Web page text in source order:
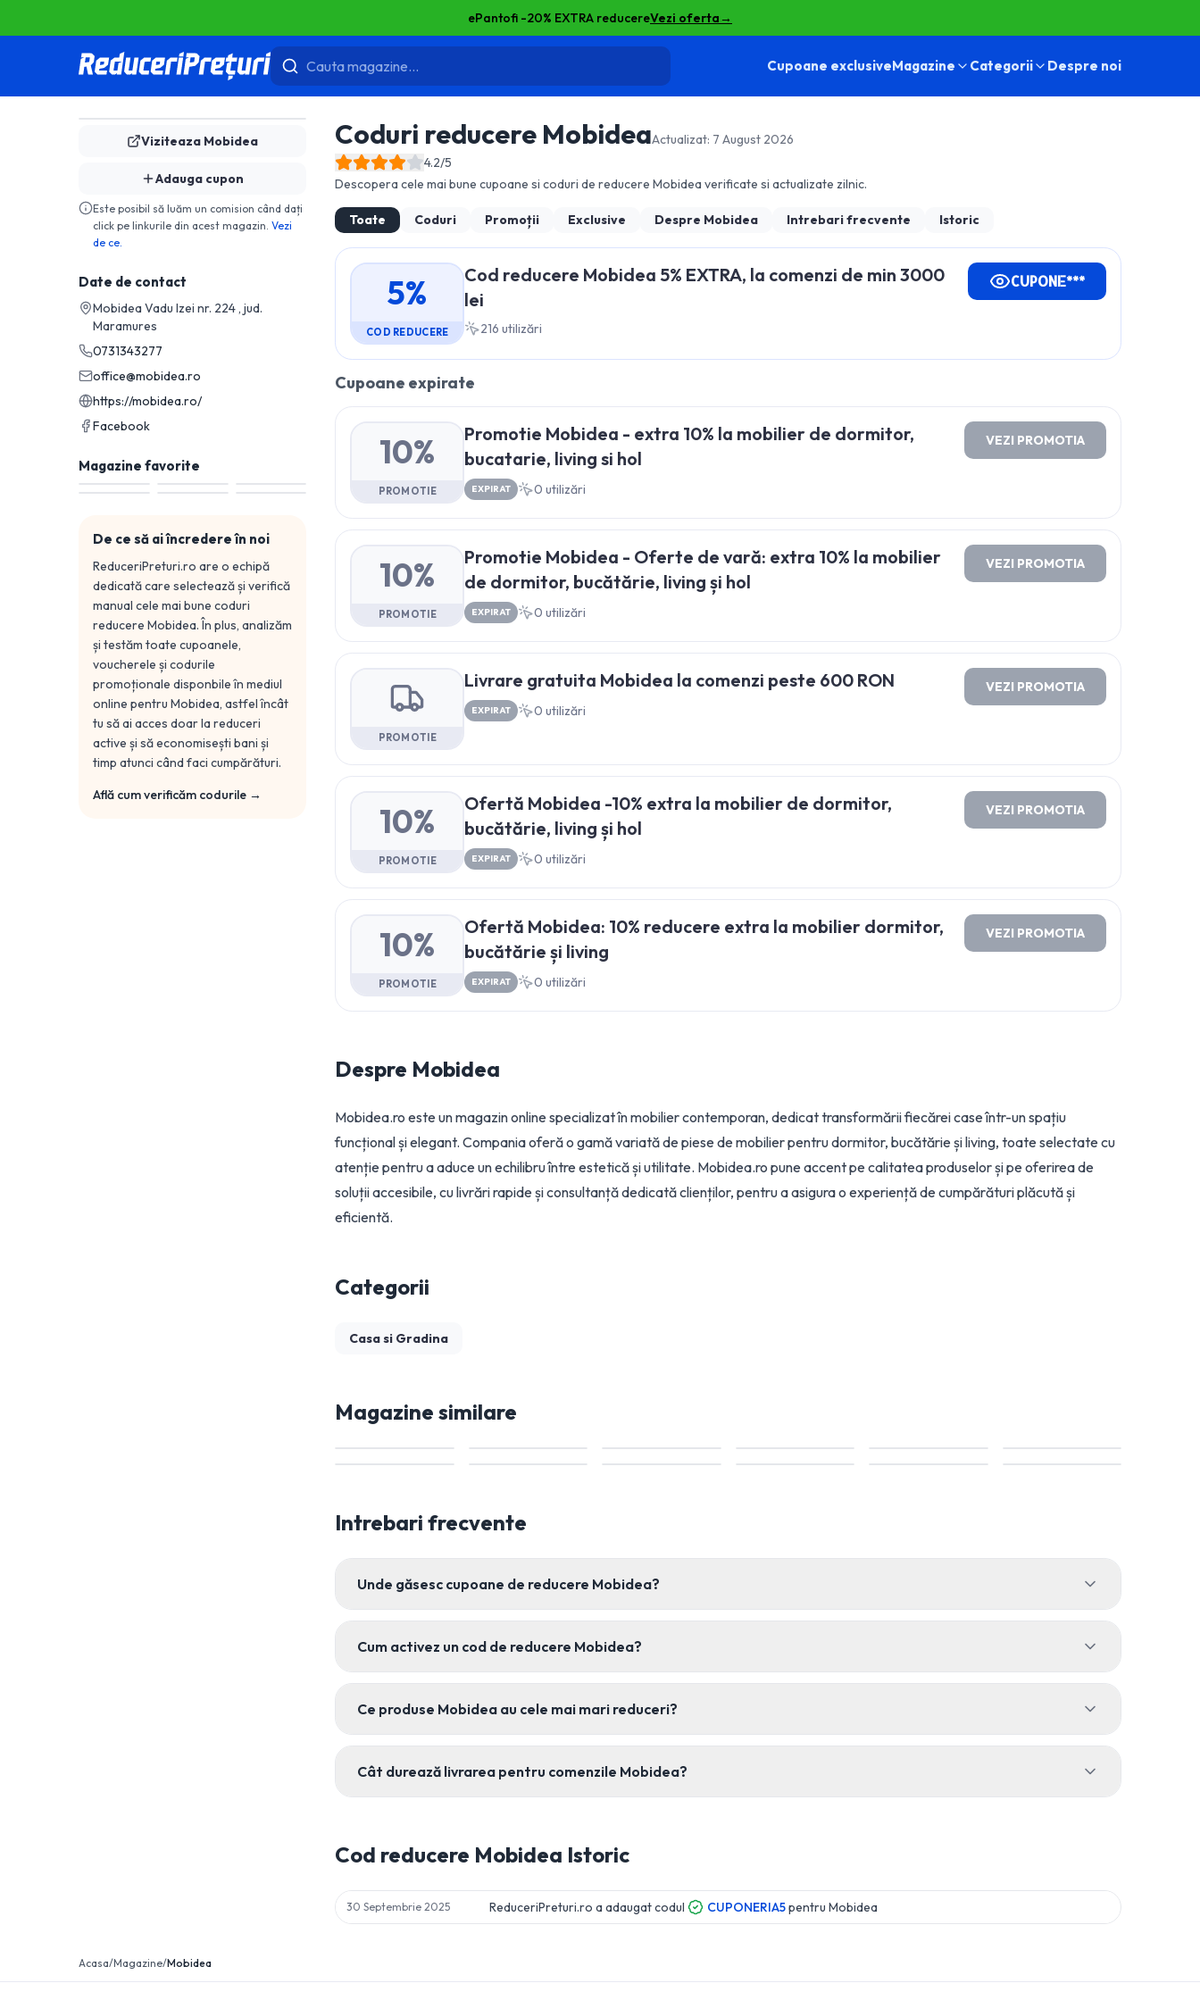
ePantofi -20% EXTRA reducereVezi oferta→
Cupoane exclusiveMagazine Categorii Despre noi
Viziteaza Mobidea
Adauga cupon
Este posibil să luăm un comision când dați
click pe linkurile din acest magazin. Vezi
de ce.
Date de contact
Mobidea Vadu Izei nr. 224 , jud.
Maramures
0731343277
office@mobidea.ro
https://mobidea.ro/
Facebook
Magazine favorite
De ce să ai încredere în noi
ReduceriPreturi.ro are o echipă
dedicată care selectează și verifică
manual cele mai bune coduri
reducere Mobidea. În plus, analizăm
și testăm toate cupoanele,
voucherele și codurile
promoționale disponbile în mediul
online pentru Mobidea, astfel încât
tu să ai acces doar la reduceri
active și să economisești bani și
timp atunci când faci cumpărături.
Află cum verificăm codurile →
Coduri reducere MobideaActualizat: 7 August 2026
4.2/5
Descopera cele mai bune cupoane si coduri de reducereMobidea verificate si actualizate zilnic.
Toate Coduri Promoții Exclusive Despre Mobidea Intrebari frecvente Istoric
5%
COD REDUCERE
Cod reducere Mobidea 5% EXTRA, la comenzi de min 3000
lei
216 utilizări
CUPONE***
Cupoane expirate
10%
PROMOTIE
Promotie Mobidea - extra 10% la mobilier de dormitor,
bucatarie, living si hol
EXPIRAT 0 utilizări
VEZI PROMOTIA
10%
PROMOTIE
Promotie Mobidea - Oferte de vară: extra 10% la mobilier
de dormitor, bucătărie, living și hol
EXPIRAT 0 utilizări
VEZI PROMOTIA
PROMOTIE
Livrare gratuita Mobidea la comenzi peste 600 RON
EXPIRAT 0 utilizări
VEZI PROMOTIA
10%
PROMOTIE
Ofertă Mobidea -10% extra la mobilier de dormitor,
bucătărie, living și hol
EXPIRAT 0 utilizări
VEZI PROMOTIA
10%
PROMOTIE
Ofertă Mobidea: 10% reducere extra la mobilier dormitor,
bucătărie și living
EXPIRAT 0 utilizări
VEZI PROMOTIA
Despre Mobidea
Mobidea.ro este un magazin online specializat în mobilier contemporan, dedicat transformării fiecărei case într-un spațiu
funcțional și elegant. Compania oferă o gamă variată de piese de mobilier pentru dormitor, bucătărie și living, toate selectate cu
atenție pentru a aduce un echilibru între estetică și utilitate. Mobidea.ro pune accent pe calitatea produselor și pe oferirea de
soluții accesibile, cu livrări rapide și consultanță dedicată clienților, pentru a asigura o experiență de cumpărături plăcută și
eficientă.
Categorii
Casa si Gradina
Magazine similare
Intrebari frecvente
Unde găsesc cupoane de reducere Mobidea?
Cum activez un cod de reducere Mobidea?
Ce produse Mobidea au cele mai mari reduceri?
Cât durează livrarea pentru comenzile Mobidea?
Cod reducere Mobidea Istoric
30 Septembrie 2025 ReduceriPreturi.ro a adaugat codul CUPONERIA5pentruMobidea
Acasa/Magazine/Mobidea